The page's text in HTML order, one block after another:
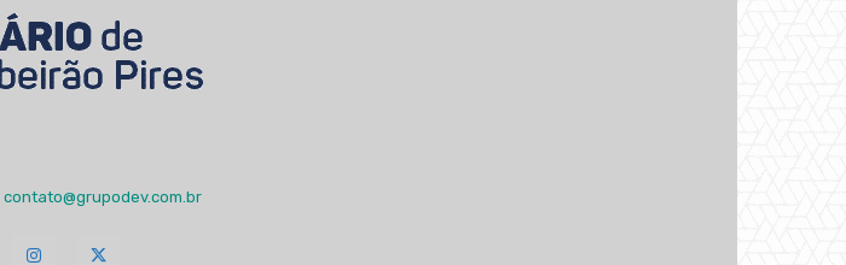
contato@grupodev.com.br